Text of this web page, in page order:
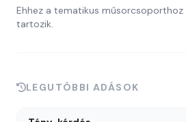
Ehhez a tematikus műsorcsoporthoz
tartozik.
LEGUTÓBBI ADÁSOK